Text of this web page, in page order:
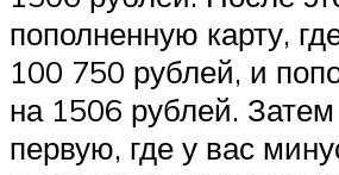
пополненную карту,
100 750 рублей, и
на 1506 рублей.
первую, где у вас